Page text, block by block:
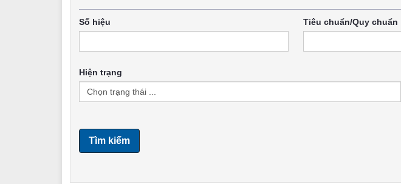
Số hiệu Tiêu chuẩn/Quy chuẩn
Hiện trạng
Tìm kiếm